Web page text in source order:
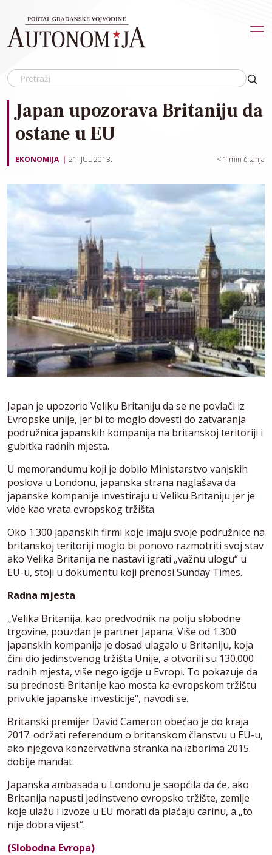
Japan upozorava Britaniju da
ostane u EU
EKONOMIJA 21. JUL 2013. < 1 min čitanja
Japan je upozorio Veliku Britaniju da se ne povlači iz
Evropske unije, jer bi to moglo dovesti do zatvaranja
podružnica japanskih kompanija na britanskoj teritoriji i
gubitka radnih mjesta.
U memorandumu koji je dobilo Ministarstvo vanjskih
poslova u Londonu, japanska strana naglašava da
japanske kompanije investiraju u Veliku Britaniju jer je
vide kao vrata evropskog tržišta.
Oko 1.300 japanskih firmi koje imaju svoje podružnice na
britanskoj teritoriji moglo bi ponovo razmotriti svoj stav
ako Velika Britanija ne nastavi igrati „važnu ulogu“ u
EU-u, stoji u dokumentu koji prenosi Sunday Times.
Radna mjesta
„Velika Britanija, kao predvodnik na polju slobodne
trgovine, pouzdan je partner Japana. Više od 1.300
japanskih kompanija je dosad ulagalo u Britaniju, koja
čini dio jedinstvenog tržišta Unije, a otvorili su 130.000
radnih mjesta, više nego igdje u Evropi. To pokazuje da
su prednosti Britanije kao mosta ka evropskom tržištu
privukle japanske investicije“, navodi se.
Britanski premijer David Cameron obećao je do kraja
2017. održati referendum o britanskom članstvu u EU-u,
ako njegova konzervativna stranka na izborima 2015.
dobije mandat.
Japanska ambasada u Londonu je saopćila da će, ako
Britanija napusti jedinstveno evropsko tržište, zemlje
koje ulažu i izvoze u EU morati da plaćaju carinu, a „to
nije dobra vijest“.
(Slobodna Evropa)